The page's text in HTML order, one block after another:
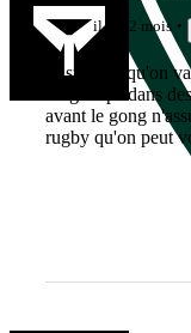
il y a 2 mois
Je suis sûr qu'on
longtemps dans
avant le gong
rugby qu'on peut